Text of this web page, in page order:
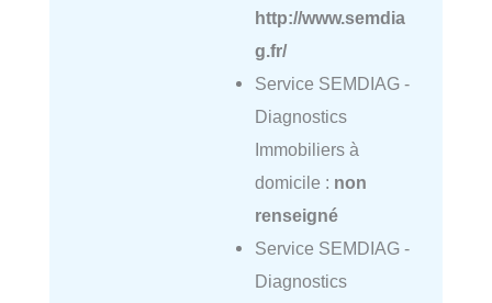
http://www.semdia
g.fr/
Service SEMDIAG -
Diagnostics
Immobiliers à
domicile : non
renseigné
Service SEMDIAG -
Diagnostics